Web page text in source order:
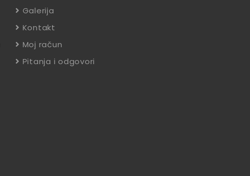
Galerija
Kontakt
Moj račun
Pitanja i odgovori